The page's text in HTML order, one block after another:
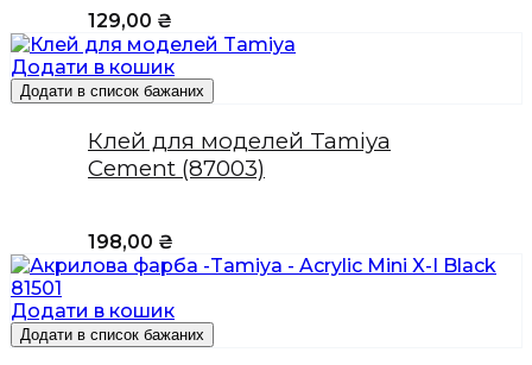
129,00 ₴
Додати в кошик
Додати в список бажаних
Клей для моделей Tamiya
Cement (87003)
198,00 ₴
Додати в кошик
Додати в список бажаних